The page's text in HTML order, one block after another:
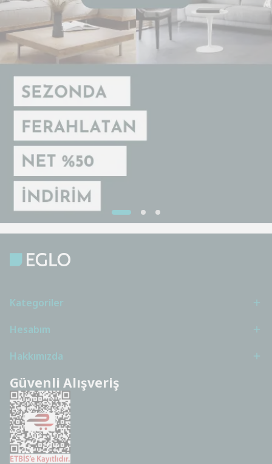
Kategoriler
Hesabım
Hakkımızda
Güvenli Alışveriş